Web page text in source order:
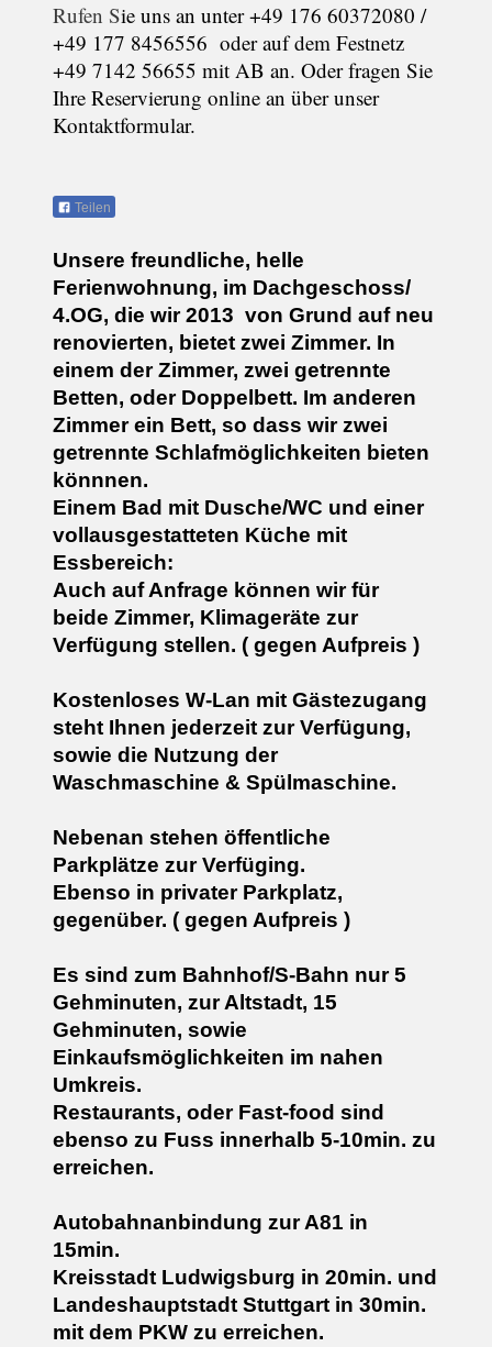
Rufen Sie uns an unter +49 176 60372080 /
+49 177 8456556 oder auf dem Festnetz
+49 7142 56655 mit AB an. Oder fragen Sie
Ihre Reservierung online an über unser
Kontaktformular.
Teilen
Unsere freundliche, helle
Ferienwohnung, im Dachgeschoss/
4.OG, die wir 2013 von Grund auf neu
renovierten, bietet zwei Zimmer. In
einem der Zimmer, zwei getrennte
Betten, oder Doppelbett. Im anderen
Zimmer ein Bett, so dass wir zwei
getrennte Schlafmöglichkeiten bieten
könnnen.
Einem Bad mit Dusche/WC und einer
vollausgestatteten Küche mit
Essbereich:
Auch auf Anfrage können wir für
beide Zimmer, Klimageräte zur
Verfügung stellen. ( gegen Aufpreis )
Kostenloses W-Lan mit Gästezugang
steht Ihnen jederzeit zur Verfügung,
sowie die Nutzung der
Waschmaschine & Spülmaschine.
Nebenan stehen öffentliche
Parkplätze zur Verfüging.
Ebenso in privater Parkplatz,
gegenüber. ( gegen Aufpreis )
Es sind zum Bahnhof/S-Bahn nur 5
Gehminuten, zur Altstadt, 15
Gehminuten, sowie
Einkaufsmöglichkeiten im nahen
Umkreis.
Restaurants, oder Fast-food sind
ebenso zu Fuss innerhalb 5-10min. zu
erreichen.
Autobahnanbindung zur A81 in
15min.
Kreisstadt Ludwigsburg in 20min. und
Landeshauptstadt Stuttgart in 30min.
mit dem PKW zu erreichen.